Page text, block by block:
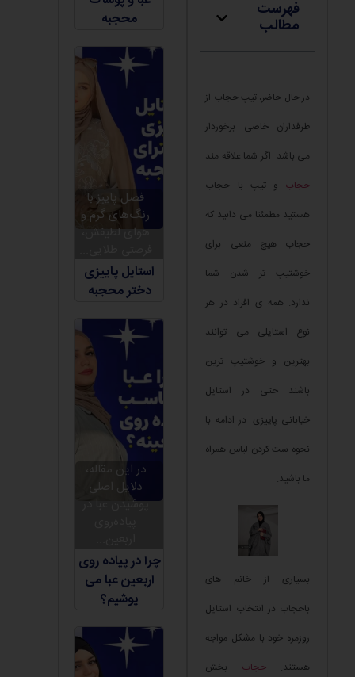
فهرست
مطالب
در حال حاضر، تیپ حجاب از
طرفداران خاصی برخوردار
می باشد. اگر شما علاقه مند
حجاب و تیپ با حجاب
هستید مطمئنا می دانید که
حجاب هیچ منعی برای
خوشتیپ تر شدن شما
ندارد. همه ی افراد در هر
نوع استایلی می توانند
بهترین و خوشتیپ ترین
باشند حتی در استایل
خیابانی پاییزی. در ادامه با
نحوه ست کردن لباس همراه
ما باشید.
بسیاری از خانم های
باحجاب در انتخاب استایل
روزمره خود با مشکل مواجه
هستند. حجاب بخش
محجبه
فصل پاییز با
رنگ‌های گرم و
هوای لطیفش،
استایل پاییزی
دختر محجبه
در این مقاله،
دلایل اصلی
پوشیدن عبا در
چرا در پیاده روی
اربعین عبا می
پوشیم؟